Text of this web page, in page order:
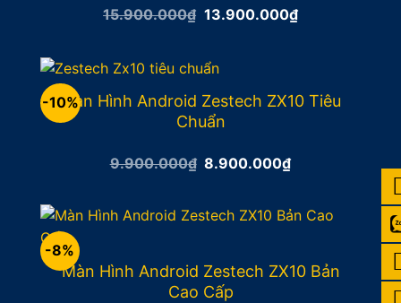
15.900.000₫ Giá
15.900.000₫.
13.900.000₫Giá
hiện
-10%Màn Hình Android Zestech ZX10 Tiêu
Chuẩn
9.900.000₫ Giá
9.900.000₫.
8.900.000₫Giá
là:
8.900.000₫.
-8%
Màn Hình Android Zestech ZX10 Bản
Cao Cấp